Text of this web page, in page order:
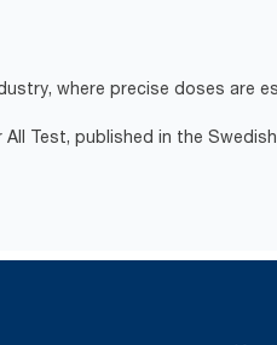
where precise doses are
Test, published in the